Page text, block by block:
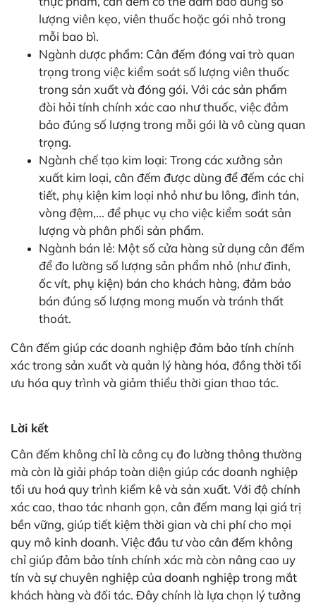
lượng viên kẹo, viên thuốc hoặc gói nhỏ trong
mỗi bao bì.
Ngành dược phẩm: Cân đếm đóng vai trò quan
trọng trong việc kiểm soát số lượng viên thuốc
trong sản xuất và đóng gói. Với các sản phẩm
đòi hỏi tính chính xác cao như thuốc, việc đảm
bảo đúng số lượng trong mỗi gói là vô cùng quan
trọng.
Ngành chế tạo kim loại: Trong các xưởng sản
xuất kim loại, cân đếm được dùng để đếm các chi
tiết, phụ kiện kim loại nhỏ như bu lông, đinh tán,
vòng đệm,... để phục vụ cho việc kiểm soát sản
lượng và phân phối sản phẩm.
Ngành bán lẻ: Một số cửa hàng sử dụng cân đếm
để đo lường số lượng sản phẩm nhỏ (như đinh,
ốc vít, phụ kiện) bán cho khách hàng, đảm bảo
bán đúng số lượng mong muốn và tránh thất
thoát.
Cân đếm giúp các doanh nghiệp đảm bảo tính chính
xác trong sản xuất và quản lý hàng hóa, đồng thời tối
ưu hóa quy trình và giảm thiểu thời gian thao tác.
Lời kết
Cân đếm không chỉ là công cụ đo lường thông thường
mà còn là giải pháp toàn diện giúp các doanh nghiệp
tối ưu hoá quy trình kiểm kê và sản xuất. Với độ chính
xác cao, thao tác nhanh gọn, cân đếm mang lại giá trị
bền vững, giúp tiết kiệm thời gian và chi phí cho mọi
quy mô kinh doanh. Việc đầu tư vào cân đếm không
chỉ giúp đảm bảo tính chính xác mà còn nâng cao uy
tín và sự chuyên nghiệp của doanh nghiệp trong mắt
khách hàng và đối tác. Đây chính là lựa chọn lý tưởng